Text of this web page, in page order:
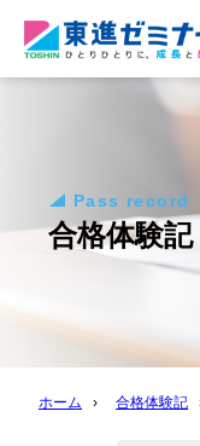
Pass record
合格体験記
ホーム › 合格体験記